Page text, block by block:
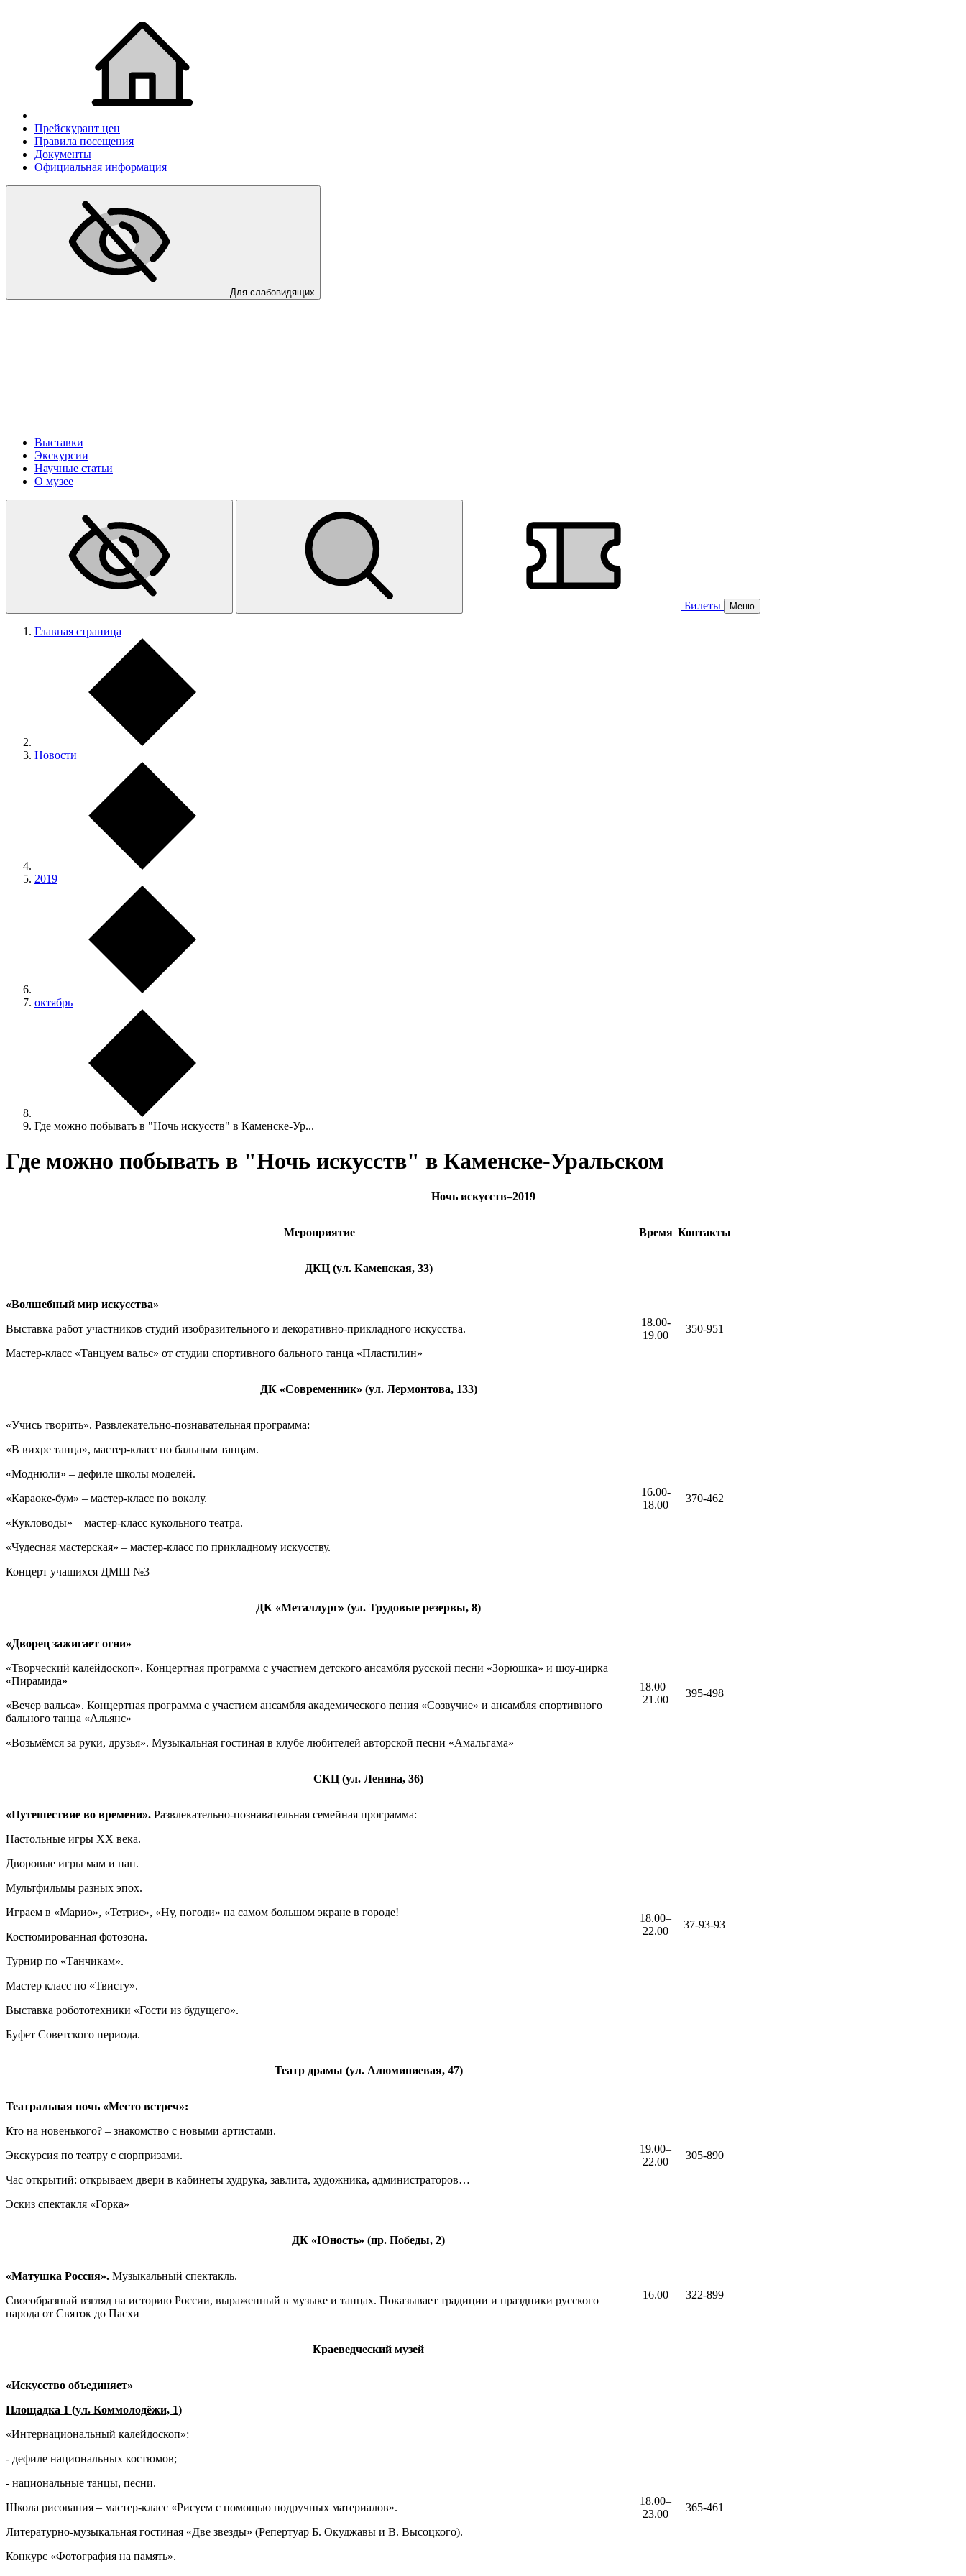
Прейскурант цен
Правила посещения
Документы
Официальная информация
Для слабовидящих
Выставки
Экскурсии
Научные статьи
О музее
Билеты Меню
Главная страница
Новости
2019
октябрь
Где можно побывать в "Ночь искусств" в Каменске-Ур...
Где можно побывать в "Ночь искусств" в Каменске-Уральском
Ночь искусств–2019
Мероприятие Время Контакты
ДКЦ (ул. Каменская, 33)
«Волшебный мир искусства»
Выставка работ участников студий изобразительного и декоративно-прикладного искусства.
Мастер-класс «Танцуем вальс» от студии спортивного бального танца «Пластилин»
18.00-
19.00
350-951
ДК «Современник» (ул. Лермонтова, 133)
«Учись творить». Развлекательно-познавательная программа:
«В вихре танца», мастер-класс по бальным танцам.
«Моднюли» – дефиле школы моделей.
«Караоке-бум» – мастер-класс по вокалу.
«Кукловоды» – мастер-класс кукольного театра.
«Чудесная мастерская» – мастер-класс по прикладному искусству.
Концерт учащихся ДМШ №3
16.00-
18.00
370-462
ДК «Металлург» (ул. Трудовые резервы, 8)
«Дворец зажигает огни»
«Творческий калейдоскоп». Концертная программа с участием детского ансамбля русской песни «Зорюшка» и шоу-цирка
«Пирамида»
«Вечер вальса». Концертная программа с участием ансамбля академического пения «Созвучие» и ансамбля спортивного
бального танца «Альянс»
«Возьмёмся за руки, друзья». Музыкальная гостиная в клубе любителей авторской песни «Амальгама»
18.00–
21.00
395-498
СКЦ (ул. Ленина, 36)
«Путешествие во времени». Развлекательно-познавательная семейная программа:
Настольные игры XX века.
Дворовые игры мам и пап.
Мультфильмы разных эпох.
Играем в «Марио», «Тетрис», «Ну, погоди» на самом большом экране в городе!
Костюмированная фотозона.
Турнир по «Танчикам».
Мастер класс по «Твисту».
Выставка робототехники «Гости из будущего».
Буфет Советского периода.
18.00–
22.00
37-93-93
Театр драмы (ул. Алюминиевая, 47)
Театральная ночь «Место встреч»:
Кто на новенького? – знакомство с новыми артистами.
Экскурсия по театру с сюрпризами.
Час открытий: открываем двери в кабинеты худрука, завлита, художника, администраторов…
Эскиз спектакля «Горка»
19.00–
22.00
305-890
ДК «Юность» (пр. Победы, 2)
«Матушка Россия». Музыкальный спектакль.
Своеобразный взгляд на историю России, выраженный в музыке и танцах. Показывает традиции и праздники русского
народа от Святок до Пасхи
16.00 322-899
Краеведческий музей
«Искусство объединяет»
Площадка 1 (ул. Коммолодёжи, 1)
«Интернациональный калейдоскоп»:
- дефиле национальных костюмов;
- национальные танцы, песни.
Школа рисования – мастер-класс «Рисуем с помощью подручных материалов».
Литературно-музыкальная гостиная «Две звезды» (Репертуар Б. Окуджавы и В. Высоцкого).
Конкурс «Фотография на память».
18.00–
23.00
365-461